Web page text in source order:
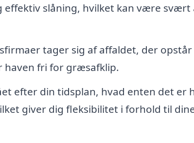
slåning, hvilket kan være svært
tager sig af affaldet, der opstår
haven fri for græsafklip.
efter din tidsplan, hvad enten det er
giver dig fleksibilitet i forhold til